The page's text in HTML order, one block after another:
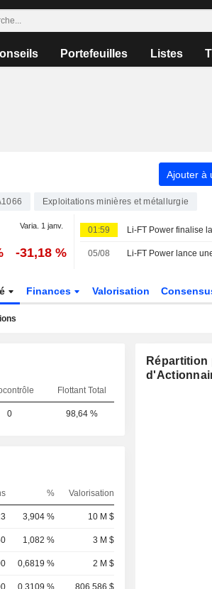
Portefeuilles Listes
Ajouter à
Exploitations minières et métallurgie
Varia. 1 janv.
-31,18 %
01:59
05/08
Finances Valorisation
Flottant Total
0 98,64 %
% Valorisation
3,904 % 10 M $
1,082 % 3 M $
0,6819 % 2 M $
0,3109 % 806 586 $
Répartition